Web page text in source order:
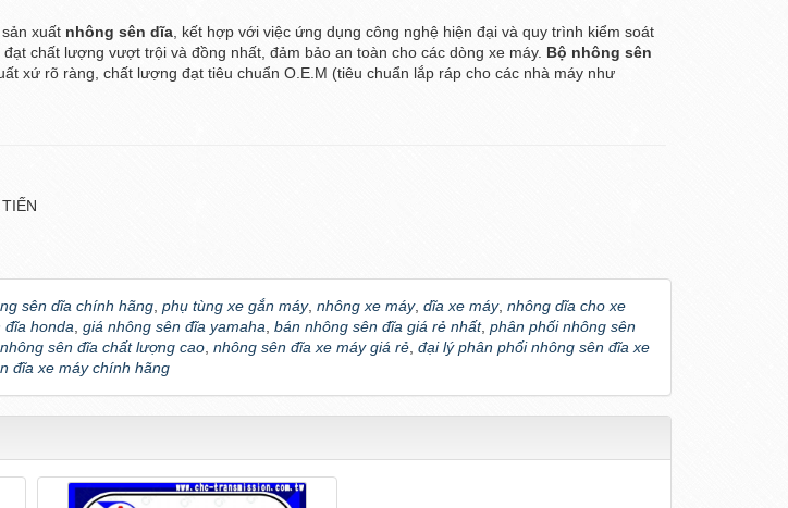
xuất nhông sên dĩa, kết hợp với việc ứng dụng công nghệ hiện đại và quy trình kiểm soát
chất lượng vượt trội và đồng nhất, đảm bảo an toàn cho các dòng xe máy. Bộ nhông sên
xứ rõ ràng, chất lượng đạt tiêu chuẩn O.E.M (tiêu chuẩn lắp ráp cho các nhà máy như
sên dĩa chính hãng, phụ tùng xe gắn máy, nhông xe máy, dĩa xe máy, nhông dĩa cho xe
đĩa honda giá nhông sên đĩa yamaha bán nhông sên đĩa giá rẻ nhất, phân phối nhông sên
nhông sên đĩa chất lượng cao, nhông sên đĩa xe máy giá rẻ, đại lý phân phối nhông sên đĩa xe
đĩa xe máy chính hãng